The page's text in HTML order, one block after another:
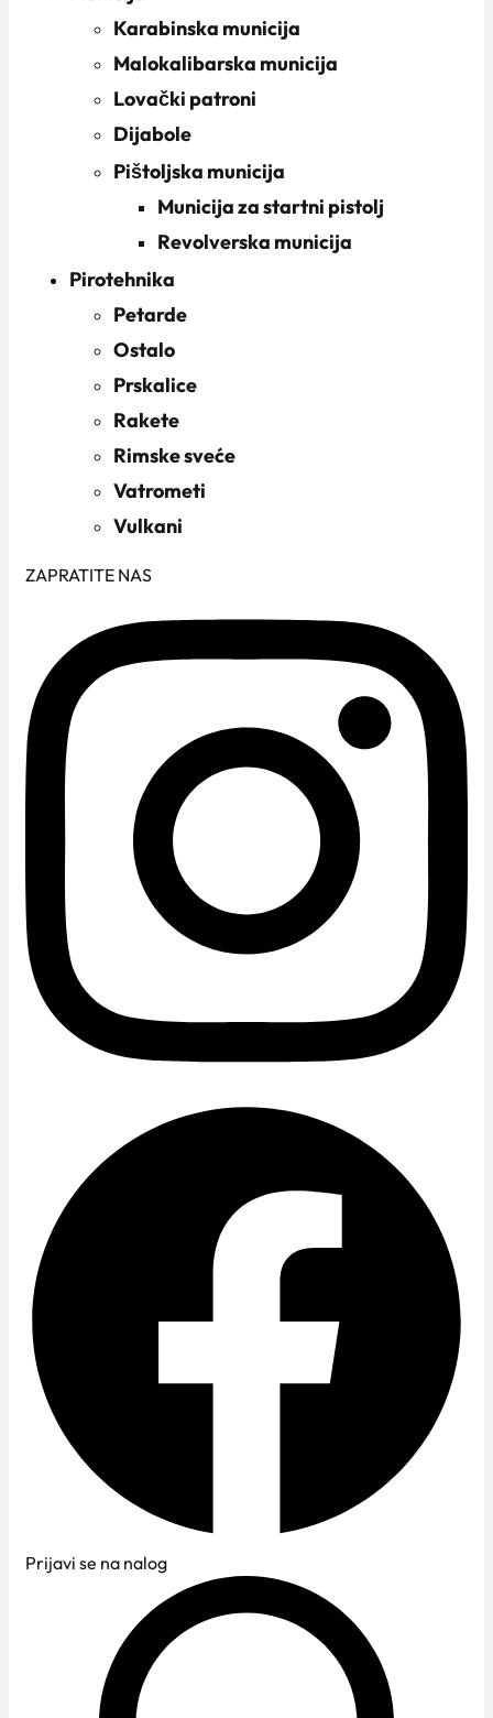
Karabinska municija
Malokalibarska municija
Lovački patroni
Dijabole
Pištoljska municija
Municija za startni pistolj
Revolverska municija
Pirotehnika
Petarde
Ostalo
Prskalice
Rakete
Rimske sveće
Vatrometi
Vulkani
ZAPRATITE NAS
Prijavi se na nalog